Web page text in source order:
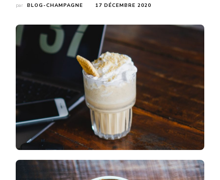
par BLOG-CHAMPAGNE 17 DÉCEMBRE 2020